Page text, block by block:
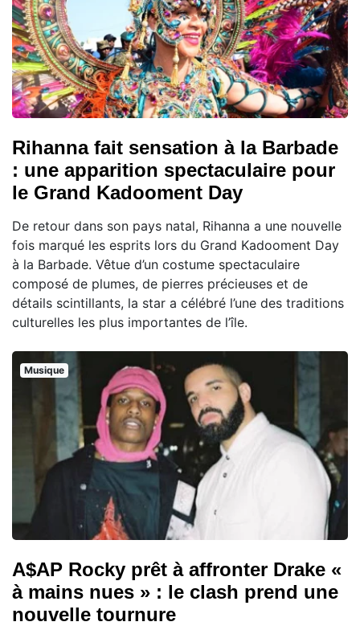
Rihanna fait sensation à la Barbade
: une apparition spectaculaire pour
le Grand Kadooment Day
De retour dans son pays natal, Rihanna a une nouvelle
fois marqué les esprits lors du Grand Kadooment Day
à la Barbade. Vêtue d’un costume spectaculaire
composé de plumes, de pierres précieuses et de
détails scintillants, la star a célébré l’une des traditions
culturelles les plus importantes de l’île.
Musique
A$AP Rocky prêt à affronter Drake «
à mains nues » : le clash prend une
nouvelle tournure